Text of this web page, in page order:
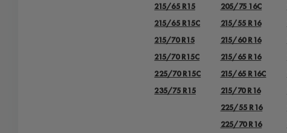
215/65 R15
215/65 R15C
215/70 R15
215/70 R15C
225/70 R15C
235/75 R15
205/75 16C
215/55 R16
215/60 R16
215/65 R16
215/65 R16C
215/70 R16
225/55 R16
225/70 R16